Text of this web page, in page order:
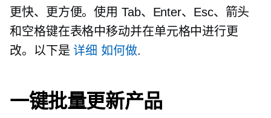
更快、更方便。使用 Tab、Enter、Esc、箭头
和空格键在表格中移动并在单元格中进行更
改。以下是详细 如何做.
一键批量更新产品